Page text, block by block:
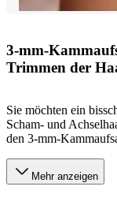
3-mm-
Trimmen der
Sie möchten ein
Scham- und
den 3-mm-
Mehr anzeigen